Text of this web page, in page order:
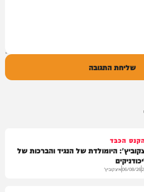
שליחת התגובה
הכבד
היומולדת של הנגיד והברכות של
06/08/26איצקוביץ'